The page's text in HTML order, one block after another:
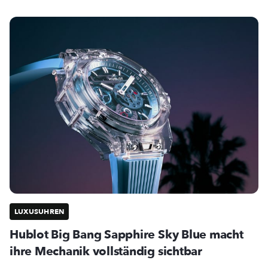
LUXUSUHREN
Hublot Big Bang Sapphire Sky Blue macht
ihre Mechanik vollständig sichtbar